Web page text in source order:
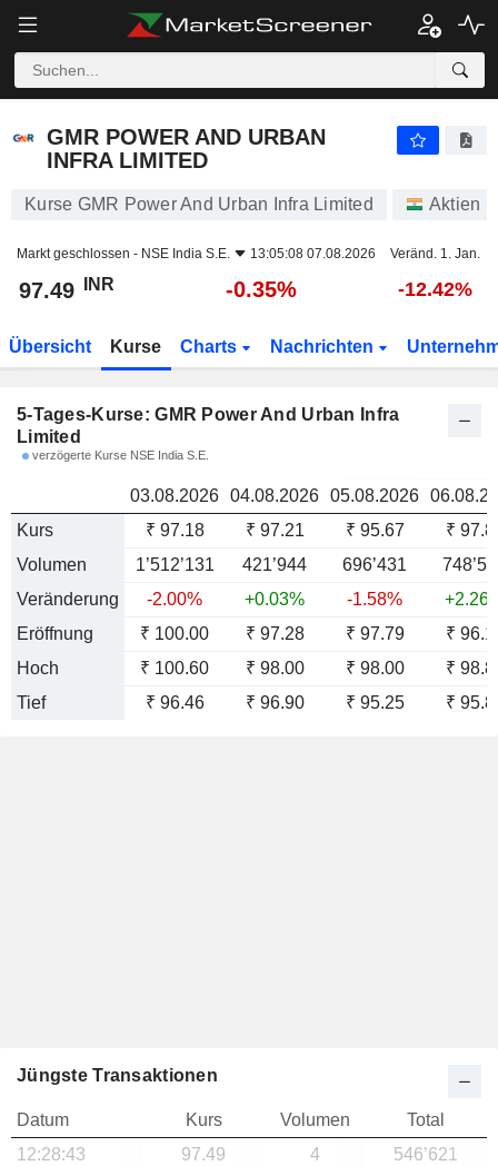
GMR POWER AND URBAN INFRA LIMITED 97.49
GMR POWER AND URBAN
INFRA LIMITED
Kurse GMR Power And Urban Infra Limited Aktien
Markt geschlossen - NSE India S.E. 13:05:08 07.08.2026 Veränd. 1. Jan.
97.49 INR -0.35% -12.42%
Übersicht Kurse Charts Nachrichten
5-Tages-Kurse: GMR Power And Urban Infra
Limited
verzögerte Kurse NSE India S.E.
03.08.2026 04.08.2026 05.08.2026
Kurs
₹ 97.18 ₹ 97.21 ₹ 95.67
₹
Volumen
1’512’131 421’944 696’431
Veränderung
-2.00% +0.03% -1.58%
Eröffnung
₹ 100.00 ₹ 97.28 ₹ 97.79
₹
Hoch
₹ 100.60 ₹ 98.00 ₹ 98.00
₹
Tief
₹ 96.46 ₹ 96.90 ₹ 95.25 ₹
Jüngste Transaktionen
Datum Kurs Volumen
Total
12:28:43
97.49 4
546’621